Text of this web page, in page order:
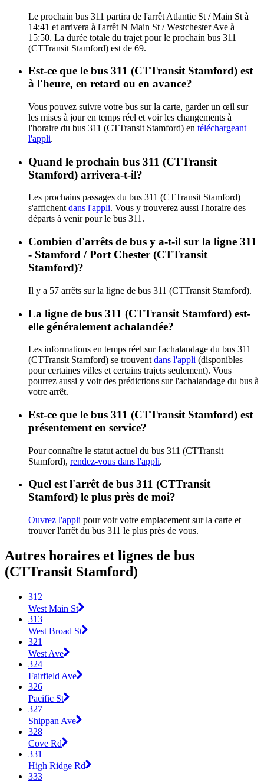
Le prochain bus 311 partira de l'arrêt Atlantic St / Main St à
14:41 et arrivera à l'arrêt N Main St / Westchester Ave à
15:50. La durée totale du trajet pour le prochain bus 311
(CTTransit Stamford) est de 69.
Est-ce que le bus 311 (CTTransit Stamford) est
à l'heure, en retard ou en avance?
Vous pouvez suivre votre bus sur la carte, garder un œil sur
les mises à jour en temps réel et voir les changements à
l'horaire du bus 311 (CTTransit Stamford) en téléchargeant
l'appli.
Quand le prochain bus 311 (CTTransit
Stamford) arrivera-t-il?
Les prochains passages du bus 311 (CTTransit Stamford)
s'affichent dans l'appli. Vous y trouverez aussi l'horaire des
départs à venir pour le bus 311.
Combien d'arrêts de bus y a-t-il sur la ligne 311
- Stamford / Port Chester (CTTransit
Stamford)?
Il y a 57 arrêts sur la ligne de bus 311 (CTTransit Stamford).
La ligne de bus 311 (CTTransit Stamford) est-
elle généralement achalandée?
Les informations en temps réel sur l'achalandage du bus 311
(CTTransit Stamford) se trouvent dans l'appli (disponibles
pour certaines villes et certains trajets seulement). Vous
pourrez aussi y voir des prédictions sur l'achalandage du bus à
votre arrêt.
Est-ce que le bus 311 (CTTransit Stamford) est
présentement en service?
Pour connaître le statut actuel du bus 311 (CTTransit
Stamford), rendez-vous dans l'appli.
Quel est l'arrêt de bus 311 (CTTransit
Stamford) le plus près de moi?
Ouvrez l'appli pour voir votre emplacement sur la carte et
trouver l'arrêt du bus 311 le plus près de vous.
Autres horaires et lignes de bus
(CTTransit Stamford)
312
West Main St
313
West Broad St
321
West Ave
324
Fairfield Ave
326
Pacific St
327
Shippan Ave
328
Cove Rd
331
High Ridge Rd
333